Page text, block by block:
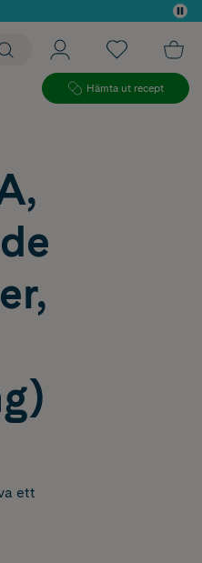
Hämta ut recept
ett